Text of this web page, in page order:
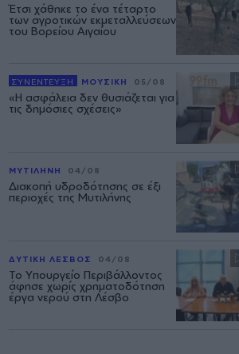
Έτσι χάθηκε το ένα τέταρτο
των αγροτικών εκμεταλλεύσεων
του Βορείου Αιγαίου
ΣΥΝΕΝΤΕΥΞΗ ΜΟΥΣΙΚΗ 05/08
«Η ασφάλεια δεν θυσιάζεται για
τις δημόσιες σχέσεις»
ΜΥΤΙΛΗΝΗ 04/08
Διακοπή υδροδότησης σε έξι
περιοχές της Μυτιλήνης
ΔΥΤΙΚΗ ΛΕΣΒΟΣ 04/08
Το Υπουργείο Περιβάλλοντος
άφησε χωρίς χρηματοδότηση
έργα νερού στη Λέσβο